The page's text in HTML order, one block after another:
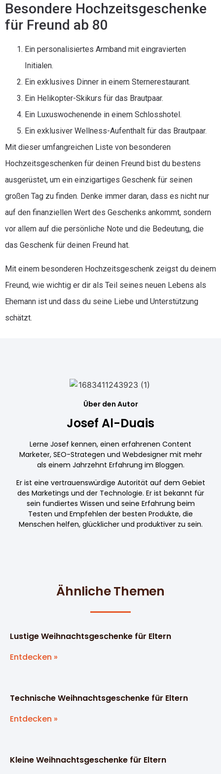
Besondere Hochzeitsgeschenke
für Freund ab 80
Ein personalisiertes Armband mit eingravierten
Initialen.
Ein exklusives Dinner in einem Sternerestaurant.
Ein Helikopter-Skikurs für das Brautpaar.
Ein Luxuswochenende in einem Schlosshotel.
Ein exklusiver Wellness-Aufenthalt für das Brautpaar.
Mit dieser umfangreichen Liste von besonderen
Hochzeitsgeschenken für deinen Freund bist du bestens
ausgerüstet, um ein einzigartiges Geschenk für seinen
großen Tag zu finden. Denke immer daran, dass es nicht nur
auf den finanziellen Wert des Geschenks ankommt, sondern
vor allem auf die persönliche Note und die Bedeutung, die
das Geschenk für deinen Freund hat.
Mit einem besonderen Hochzeitsgeschenk zeigst du deinem
Freund, wie wichtig er dir als Teil seines neuen Lebens als
Ehemann ist und dass du seine Liebe und Unterstützung
schätzt.
Über den Autor
Josef Al-Duais
Lerne Josef kennen, einen erfahrenen Content
Marketer, SEO-Strategen und Webdesigner mit mehr
als einem Jahrzehnt Erfahrung im Bloggen.
Er ist eine vertrauenswürdige Autorität auf dem Gebiet
des Marketings und der Technologie. Er ist bekannt für
sein fundiertes Wissen und seine Erfahrung beim
Testen und Empfehlen der besten Produkte, die
Menschen helfen, glücklicher und produktiver zu sein.
Ähnliche Themen
Lustige Weihnachtsgeschenke für Eltern
Entdecken »
Technische Weihnachtsgeschenke für Eltern
Entdecken »
Kleine Weihnachtsgeschenke für Eltern